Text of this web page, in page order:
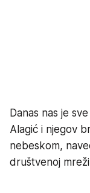
Danas nas je
Alagić i njegov
nebeskom,
društvenoj